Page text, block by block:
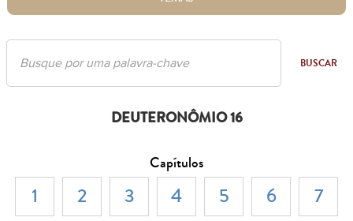
BUSCAR
DEUTERONÔMIO 16
Capítulos
1 2 3 4 5 6
7